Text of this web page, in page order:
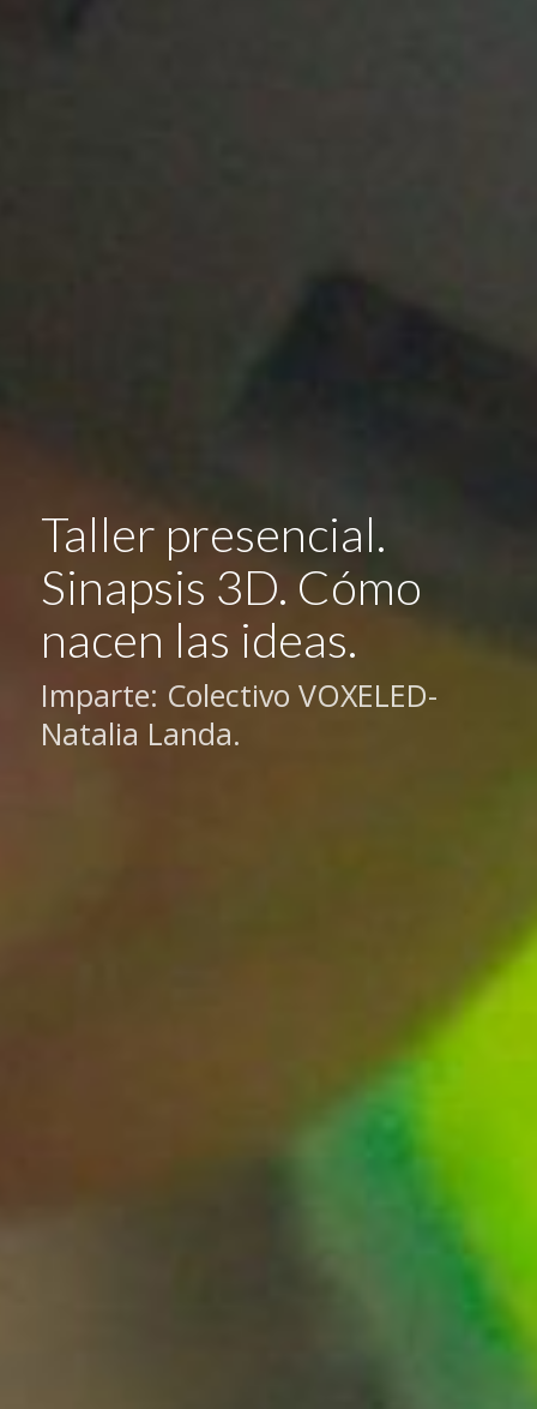
Taller presencial.
Sinapsis 3D. Cómo
nacen las ideas.
Imparte: Colectivo VOXELED-
Natalia Landa.